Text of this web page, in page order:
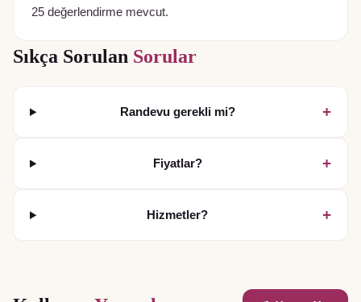
25 değerlendirme mevcut.
Sıkça Sorulan Sorular
Randevu gerekli mi? +
Fiyatlar? +
Hizmetler? +